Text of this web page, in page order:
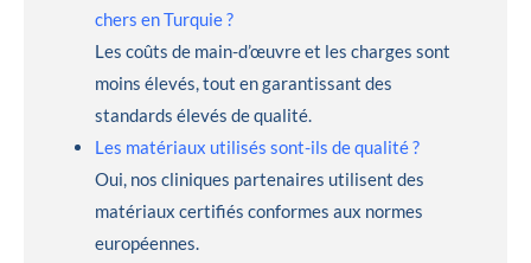
chers en Turquie ?
Les coûts de main-d’œuvre et les charges sont
moins élevés, tout en garantissant des
standards élevés de qualité.
Les matériaux utilisés sont-ils de qualité ?
Oui, nos cliniques partenaires utilisent des
matériaux certifiés conformes aux normes
européennes.